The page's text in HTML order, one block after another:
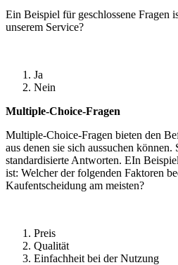
Ein Beispiel für geschlossene Fragen
unserem Service?
Ja
Nein
Multiple-Choice-Fragen
Multiple-Choice-Fragen bieten den
aus denen sie sich aussuchen
standardisierte Antworten. EIn
ist: Welcher der folgenden Faktoren
Kaufentscheidung am meisten?
Preis
Qualität
Einfachheit bei der Nutzung